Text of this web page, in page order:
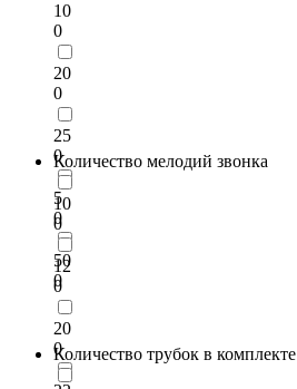
10
0
20
0
25
0
5
0
50
0
Количество мелодий звонка
10
0
12
0
20
0
Количество трубок в комплекте